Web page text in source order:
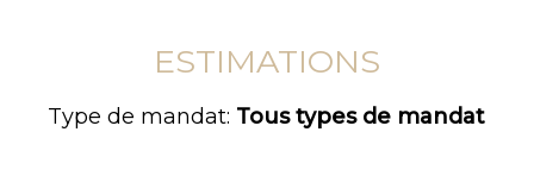
ESTIMATIONS
Type de mandat: Tous types de mandat